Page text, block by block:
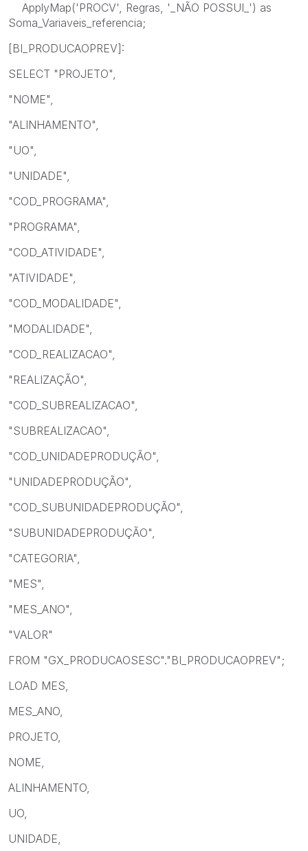
ApplyMap('PROCV', Regras, '_NÃO POSSUI_') as
Soma_Variaveis_referencia;
[BI_PRODUCAOPREV]:
SELECT "PROJETO",
"NOME",
"ALINHAMENTO",
"UO",
"UNIDADE",
"COD_PROGRAMA",
"PROGRAMA",
"COD_ATIVIDADE",
"ATIVIDADE",
"COD_MODALIDADE",
"MODALIDADE",
"COD_REALIZACAO",
"REALIZAÇÃO",
"COD_SUBREALIZACAO",
"SUBREALIZACAO",
"COD_UNIDADEPRODUÇÃO",
"UNIDADEPRODUÇÃO",
"COD_SUBUNIDADEPRODUÇÃO",
"SUBUNIDADEPRODUÇÃO",
"CATEGORIA",
"MES",
"MES_ANO",
"VALOR"
FROM "GX_PRODUCAOSESC"."BI_PRODUCAOPREV";
LOAD MES,
MES_ANO,
PROJETO,
NOME,
ALINHAMENTO,
UO,
UNIDADE,